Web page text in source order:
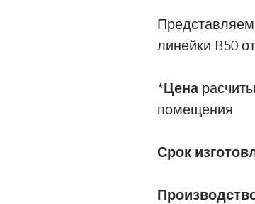
линейки B50
*Цена
помещения
Срок